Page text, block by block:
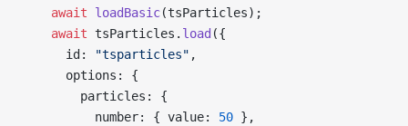
    await
loadBasic(tsParticles);
    await
tsParticles. load ({
      id:
"tsparticles" ,
      options: {
        particles: {
          number: { value:
50 },